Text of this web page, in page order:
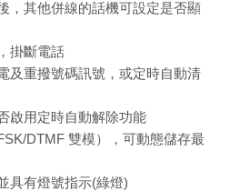
，其他併線的話機可設定是否顯
掛斷電話
及重撥號碼訊號，或定時自動清
啟用定時自動解除功能
DTMF雙模），可動態儲存最
具有燈號指示(綠燈)